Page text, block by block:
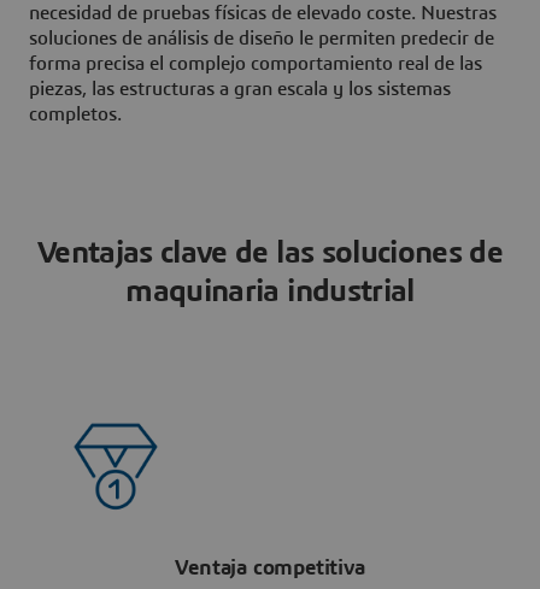
necesidad de pruebas físicas de elevado coste. Nuestras
soluciones de análisis de diseño le permiten predecir de
forma precisa el complejo comportamiento real de las
piezas, las estructuras a gran escala y los sistemas
completos.
Ventajas clave de las soluciones de
maquinaria industrial
Ventaja competitiva